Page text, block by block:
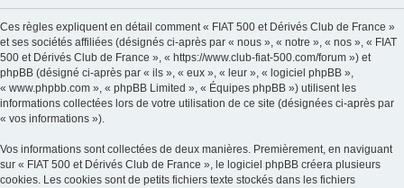
Ces règles expliquent en détail comment « FIAT 500 et Dérivés Club de France »
et ses sociétés affiliées (désignés ci-après par « nous », « notre », « nos », « FIAT
500 et Dérivés Club de France », « https://www.club-fiat-500.com/forum ») et
phpBB (désigné ci-après par « ils », « eux », « leur », « logiciel phpBB »,
« www.phpbb.com », « phpBB Limited », « Équipes phpBB ») utilisent les
informations collectées lors de votre utilisation de ce site (désignées ci-après par
« vos informations »).
Vos informations sont collectées de deux manières. Premièrement, en naviguant
sur « FIAT 500 et Dérivés Club de France », le logiciel phpBB créera plusieurs
cookies. Les cookies sont de petits fichiers texte stockés dans les fichiers